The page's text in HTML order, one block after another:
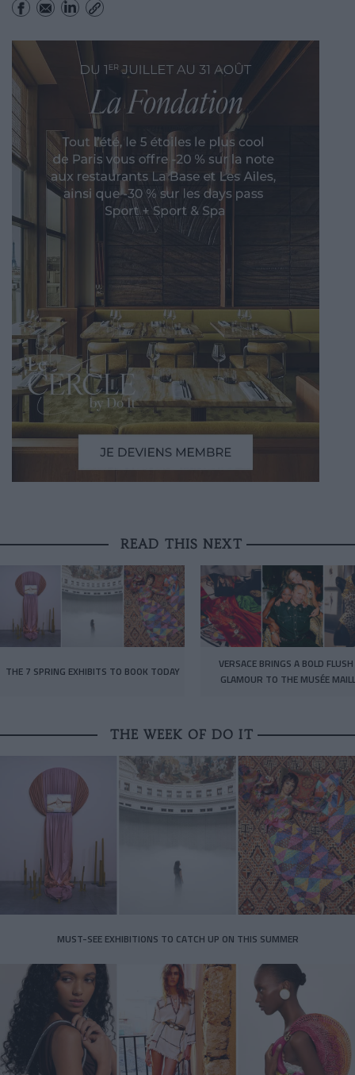
READ THIS NEXT
THE 7 SPRING EXHIBITS TO BOOK TODAY
VERSACE BRINGS A BOLD
GLAMOUR TO THE MUSÉE
THE WEEK OF DO IT
MUST-SEE EXHIBITIONS TO CATCH UP ON THIS SUMMER